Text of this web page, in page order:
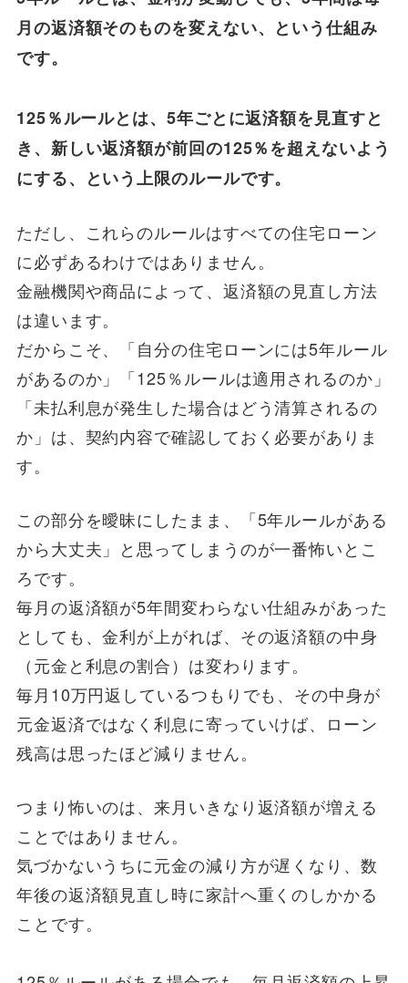
月の返済額そのものを変えない、という仕組み
です。
125％ルールとは、5年ごとに返済額を見直すと
き、新しい返済額が前回の125％を超えないよう
にする、という上限のルールです。
ただし、これらのルールはすべての住宅ローン
に必ずあるわけではありません。
金融機関や商品によって、返済額の見直し方法
は違います。
だからこそ、「自分の住宅ローンには5年ルール
があるのか」「125％ルールは適用されるのか」
「未払利息が発生した場合はどう清算されるの
か」は、契約内容で確認しておく必要がありま
す。
この部分を曖昧にしたまま、「5年ルールがある
から大丈夫」と思ってしまうのが一番怖いとこ
ろです。
毎月の返済額が5年間変わらない仕組みがあった
としても、金利が上がれば、その返済額の中身
（元金と利息の割合）は変わります。
毎月10万円返しているつもりでも、その中身が
元金返済ではなく利息に寄っていけば、ローン
残高は思ったほど減りません。
つまり怖いのは、来月いきなり返済額が増える
ことではありません。
気づかないうちに元金の減り方が遅くなり、数
年後の返済額見直し時に家計へ重くのしかかる
ことです。